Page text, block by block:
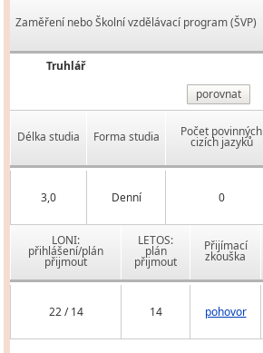
Zaměření nebo Školní vzdělávací program (ŠVP)
Truhlář
porovnat
Délka studia Forma studia Počet povinných
cizích jazyků
3,0 Denní 0
LONI:
přihlášení/plán
přijmout
LETOS:
plán
přijmout
Přijímací
zkouška
22 / 14 14 pohovor